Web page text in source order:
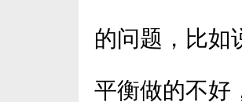
的问题，比如
平衡做的不好